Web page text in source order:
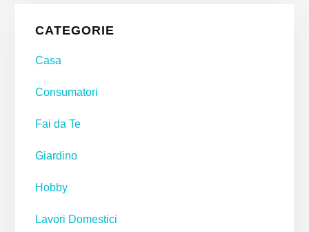
Primary
Sidebar
CATEGORIE
Casa
Consumatori
Fai da Te
Giardino
Hobby
Lavori Domestici